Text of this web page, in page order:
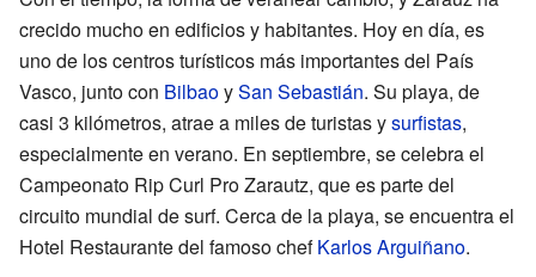
crecido mucho en edificios y habitantes. Hoy en día, es
uno de los centros turísticos más importantes del País
Vasco, junto con BilbaoySan Sebastián. Su playa, de
casi 3 kilómetros, atrae a miles de turistas ysurfistas,
especialmente en verano. En septiembre, se celebra el
Campeonato Rip Curl Pro Zarautz, que es parte del
circuito mundial de surf. Cerca de la playa, se encuentra el
Hotel Restaurante del famoso chefKarlos Arguiñano.